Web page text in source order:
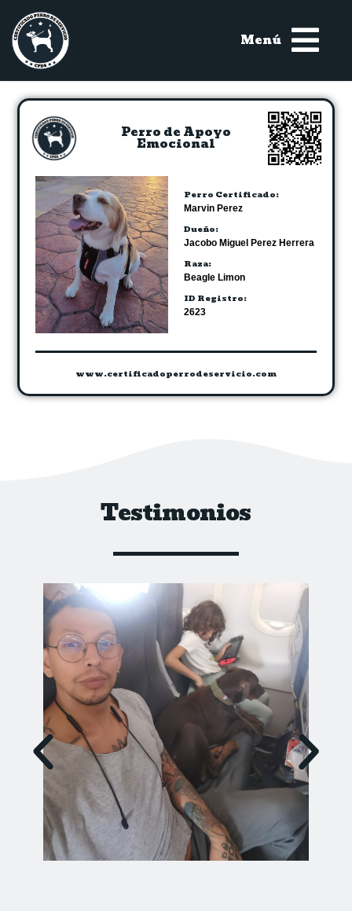
Menú
Perro de Apoyo
Emocional
Perro Certificado:
Marvin Perez
Dueño:
Jacobo Miguel Perez Herrera
Raza:
Beagle Limon
ID Registro:
2623
www.certificadoperrodeservicio.com
Testimonios